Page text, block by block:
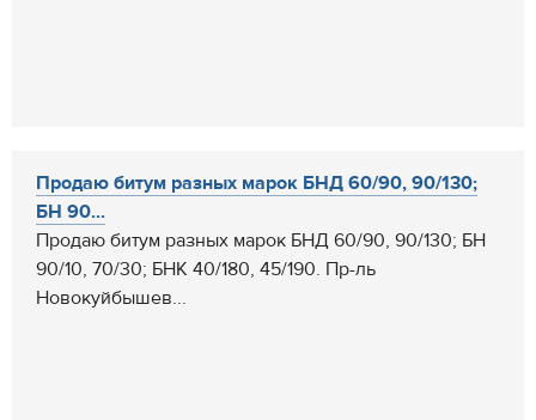
Продаю битум разных марок БНД 60/90, 90/130;
БН 90...
Продаю битум разных марок БНД 60/90, 90/130; БН
90/10, 70/30; БНК 40/180, 45/190. Пр-ль
Новокуйбышев...